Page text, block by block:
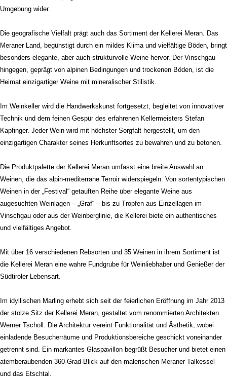
Umgebung wider.
Die geografische Vielfalt prägt auch das Sortiment der Kellerei Meran. Das
Meraner Land, begünstigt durch ein mildes Klima und vielfältige Böden, bringt
besonders elegante, aber auch strukturvolle Weine hervor. Der Vinschgau
hingegen, geprägt von alpinen Bedingungen und trockenen Böden, ist die
Heimat einzigartiger Weine mit mineralischer Stilistik.
Im Weinkeller wird die Handwerkskunst fortgesetzt, begleitet von innovativer
Technik und dem feinen Gespür des erfahrenen Kellermeisters Stefan
Kapfinger. Jeder Wein wird mit höchster Sorgfalt hergestellt, um den
einzigartigen Charakter seines Herkunftsortes zu bewahren und zu betonen.
Die Produktpalette der Kellerei Meran umfasst eine breite Auswahl an
Weinen, die das alpin-mediterrane Terroir widerspiegeln. Von sortentypischen
Weinen in der „Festival“ getauften Reihe über elegante Weine aus
augesuchten Weinlagen – „Graf“ – bis zu Tropfen aus Einzellagen im
Vinschgau oder aus der Weinberglinie, die Kellerei biete ein authentisches
und vielfältiges Angebot.
Mit über 16 verschiedenen Rebsorten und 35 Weinen in ihrem Sortiment ist
die Kellerei Meran eine wahre Fundgrube für Weinliebhaber und Genießer der
Südtiroler Lebensart.
Im idyllischen Marling erhebt sich seit der feierlichen Eröffnung im Jahr 2013
der stolze Sitz der Kellerei Meran, gestaltet vom renommierten Architekten
Werner Tscholl. Die Architektur vereint Funktionalität und Ästhetik, wobei
einladende Besucherräume und Produktionsbereiche geschickt voneinander
getrennt sind. Ein markantes Glaspavillon begrüßt Besucher und bietet einen
atemberaubenden 360-Grad-Blick auf den malerischen Meraner Talkessel
und das Etschtal.